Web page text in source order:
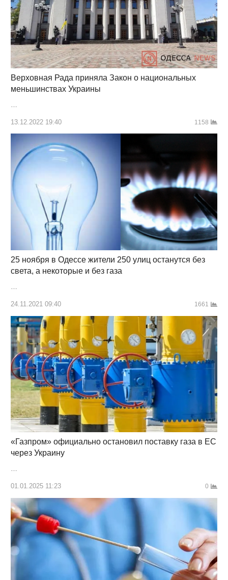
Верховная Рада приняла Закон о национальных
меньшинствах Украины
13.12.2022 19:40 1158
25 ноября в Одессе жители 250 улиц останутся без
света, а некоторые и без газа
…
24.11.2021 09:40 1661
«Газпром» официально остановил поставку газа в ЕС
через Украину
…
01.01.2025 11:23 0